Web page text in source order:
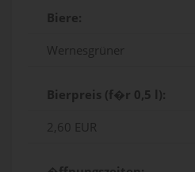
Biere:
Wernesgrüner
Bierpreis (f�r 0,5 l):
2,60 EUR